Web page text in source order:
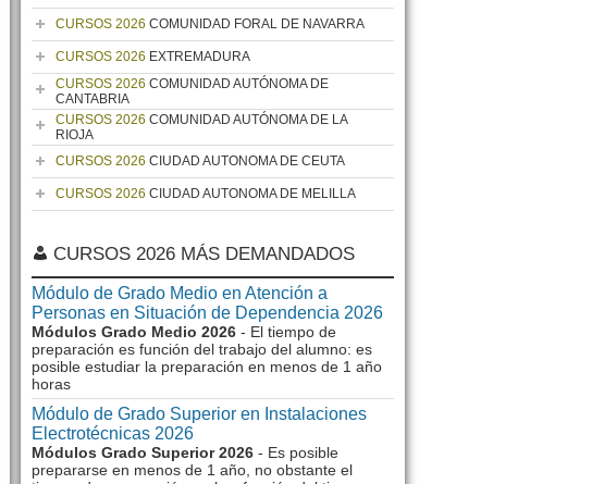
CURSOS 2026 COMUNIDAD FORAL DE NAVARRA
CURSOS 2026 EXTREMADURA
CURSOS 2026 COMUNIDAD AUTÓNOMA DE
CANTABRIA
CURSOS 2026 COMUNIDAD AUTÓNOMA DE LA
RIOJA
CURSOS 2026 CIUDAD AUTONOMA DE CEUTA
CURSOS 2026 CIUDAD AUTONOMA DE MELILLA
CURSOS 2026 MÁS DEMANDADOS
Módulo de Grado Medio en Atención a
Personas en Situación de Dependencia 2026
Módulos Grado Medio 2026 - El tiempo de
preparación es función del trabajo del alumno: es
posible estudiar la preparación en menos de 1 año
horas
Módulo de Grado Superior en Instalaciones
Electrotécnicas 2026
Módulos Grado Superior 2026 - Es posible
prepararse en menos de 1 año, no obstante el